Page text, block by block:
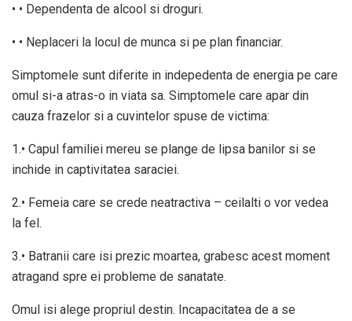
• • Dependenta de alcool si droguri.
• • Neplaceri la locul de munca si pe plan financiar.
Simptomele sunt diferite in indepedenta de energia pe care
omul si-a atras-o in viata sa. Simptomele care apar din
cauza frazelor si a cuvintelor spuse de victima:
1.• Capul familiei mereu se plange de lipsa banilor si se
inchide in captivitatea saraciei.
2.• Femeia care se crede neatractiva – ceilalti o vor vedea
la fel.
3.• Batranii care isi prezic moartea, grabesc acest moment
atragand spre ei probleme de sanatate.
Omul isi alege propriul destin. Incapacitatea de a se